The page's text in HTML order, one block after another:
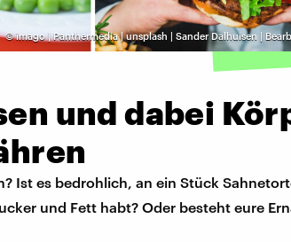
©imago | Panthermedia | unsplash | Sander Dalhuisen |
und dabei
Ist es bedrohlich, an ein Stück
und Fett habt? Oder besteht eure